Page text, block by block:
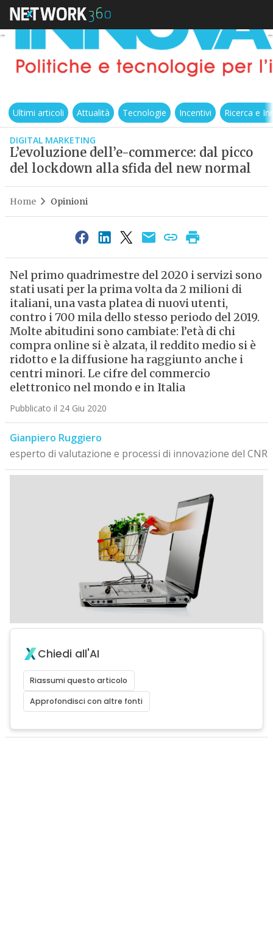
Ultimi articoli Attualità Tecnologie Incentivi Ricerca e
DIGITAL MARKETING
L’evoluzione dell’e-commerce: dal picco
del lockdown alla sfida del new normal
Home Opinioni
Nel primo quadrimestre del 2020 i servizi sono
stati usati per la prima volta da 2 milioni di
italiani, una vasta platea di nuovi utenti,
contro i 700 mila dello stesso periodo del 2019.
Molte abitudini sono cambiate: l’età di chi
compra online si è alzata, il reddito medio si è
ridotto e la diffusione ha raggiunto anche i
centri minori. Le cifre del commercio
elettronico nel mondo e in Italia
Pubblicato il 24 Giu 2020
Gianpiero Ruggiero
esperto di valutazione e processi di innovazione del CNR
Chiedi all'AI
Riassumi questo articolo
Approfondisci con altre fonti